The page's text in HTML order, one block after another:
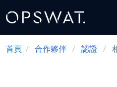
首頁 / 合作夥伴 / 認證 /